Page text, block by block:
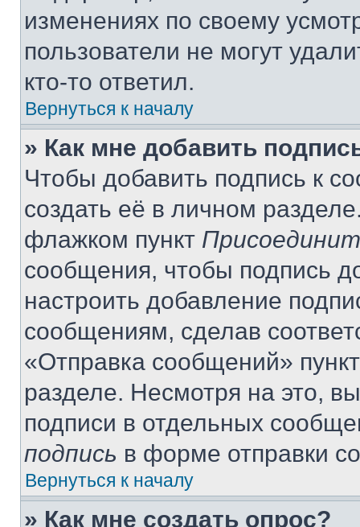
изменениях по своему
пользователи не могут
кто-то ответил.
Вернуться к началу
» Как мне добавить
Чтобы добавить подпись к
создать её в личном
флажком пункт
сообщения, чтобы подпись
настроить добавление
сообщениям, сделав
«Отправка сообщений»
разделе. Несмотря на это,
подписи в отдельных
подпись в форме отправки
Вернуться к началу
» Как мне создать опрос?